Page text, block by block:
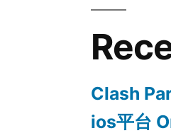
Clash
ios平台